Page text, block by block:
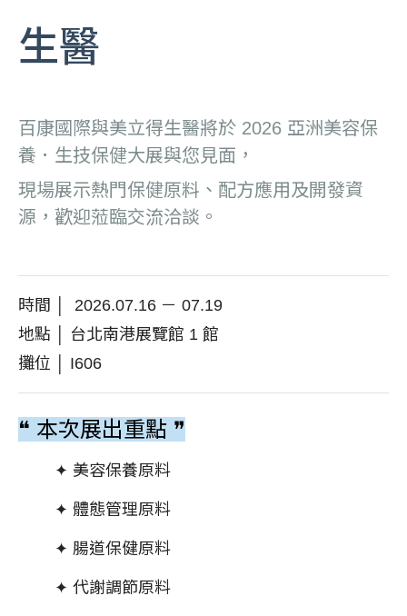
生醫
百康國際與美立得生醫將於 2026 亞洲美容保
養．生技保健大展與您見面，
現場展示熱門保健原料、配方應用及開發資
源，歡迎蒞臨交流洽談。
時間 │ 2026.07.16 － 07.19
地點 │ 台北南港展覽館 1 館
攤位 │ I606
❝ 本次展出重點 ❞
✦ 美容保養原料
✦ 體態管理原料
✦ 腸道保健原料
✦ 代謝調節原料